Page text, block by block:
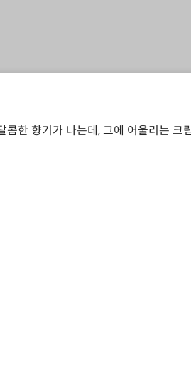
한 향기가 나는데, 그에 어울리는